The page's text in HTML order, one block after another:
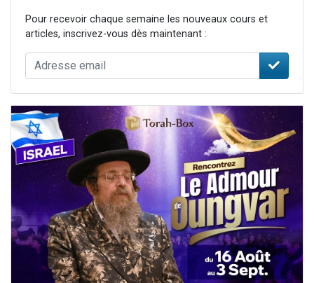
Pour recevoir chaque semaine les nouveaux cours et
articles, inscrivez-vous dès maintenant :